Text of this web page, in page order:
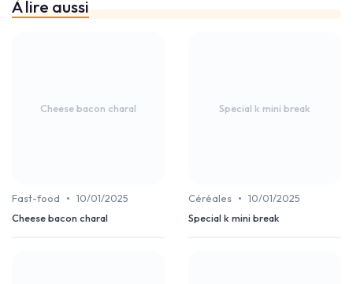
À lire aussi
Cheese bacon charal
Fast-food • 10/01/2025
Cheese bacon charal
Special k mini break
Céréales • 10/01/2025
Special k mini break